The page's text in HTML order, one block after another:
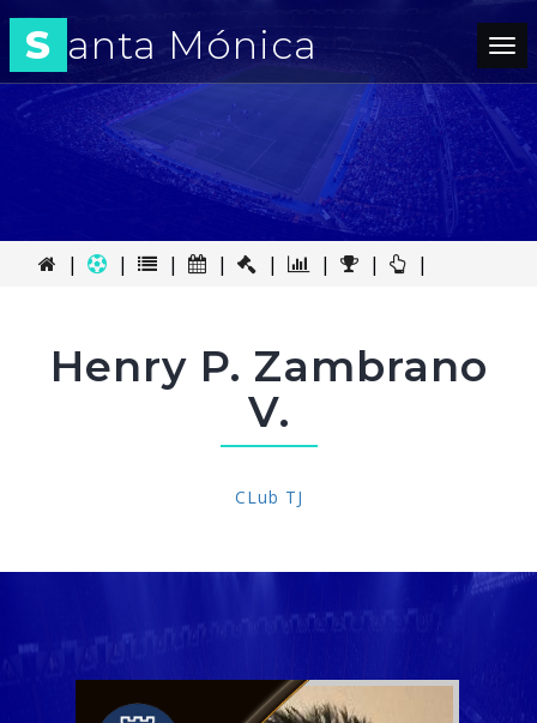
S anta Mónica
| | | | | | | |
Henry P. Zambrano
V.
CLub TJ